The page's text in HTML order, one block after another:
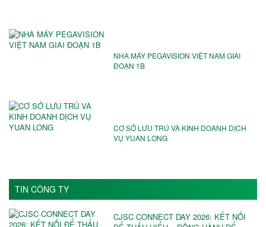
NHÀ MÁY PEGAVISION VIỆT NAM️ GIAI
ĐOẠN 1B
CƠ SỞ LƯU TRÚ VÀ KINH DOANH DỊCH
VỤ YUAN LONG
TIN CÔNG TY
CJSC CONNECT DAY 2026: KẾT NỐI